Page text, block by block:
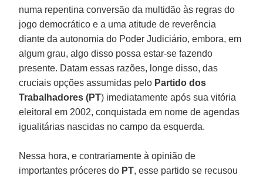
numa repentina conversão da multidão às regras do
jogo democrático e a uma atitude de reverência
diante da autonomia do Poder Judiciário, embora, em
algum grau, algo disso possa estar-se fazendo
presente. Datam essas razões, longe disso, das
cruciais opções assumidas pelo Partido dos
Trabalhadores (PT) imediatamente após sua vitória
eleitoral em 2002, conquistada em nome de agendas
igualitárias nascidas no campo da esquerda.
Nessa hora, e contrariamente à opinião de
importantes próceres do PT, esse partido se recusou